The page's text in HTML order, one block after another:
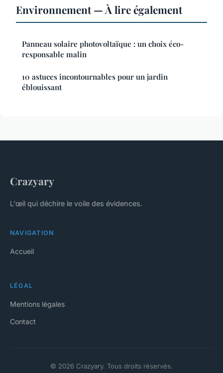
Environnement — À lire également
Panneau solaire photovoltaïque : un choix éco-
responsable malin
10 astuces incontournables pour un jardin
éblouissant
Crazyary
L'œil qui déchire le voile des évidences.
NAVIGATION
Accueil
LÉGAL
Mentions légales
Contact
© 2026 Crazyary. Tous droits réservés.